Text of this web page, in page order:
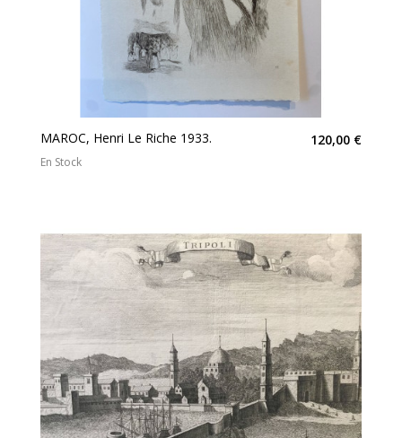
MAROC, Henri Le Riche 1933. 120,00 €
En Stock